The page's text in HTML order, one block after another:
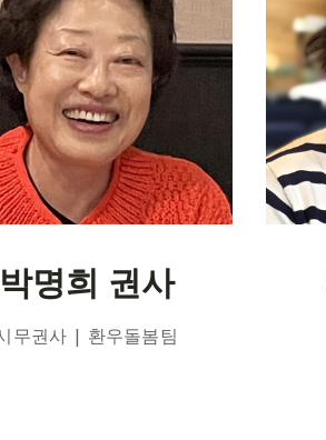
명희 권사
무권사 | 환우돌봄팀